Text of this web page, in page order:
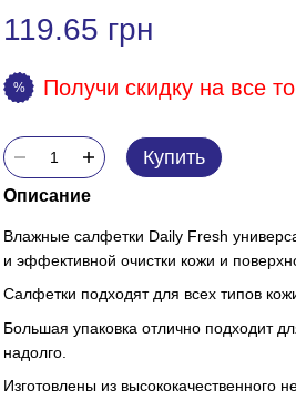
119.65 грн
% Получи скидку на все
Купить
Описание
Влажные салфетки Daily Fresh
и эффективной очистки кожи и
Салфетки подходят для всех типов
Большая упаковка отлично подходит
надолго.
Изготовлены из высококачественного